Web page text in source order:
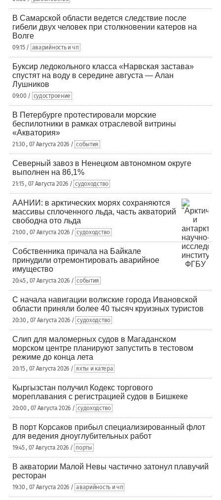
В Самарской области ведется следствие после
гибели двух человек при столкновении катеров на
Волге
09:15 / аварийность и чп
Буксир ледокольного класса «Нарвская застава»
спустят на воду в середине августа — Алан
Лушников
09:00 / судостроение
В Петербурге протестировали морские
беспилотники в рамках отраслевой витрины
«Акватория»
21:30 , 07 Августа 2026 / события
Северный завоз в Ненецком автономном округе
выполнен на 86,1%
21:15 , 07 Августа 2026 / судоходство
ААНИИ: в арктических морях сохраняются
массивы сплоченного льда, часть акваторий
свободна ото льда
21:00 , 07 Августа 2026 / судоходство
Собственника причала на Байкале
принудили отремонтировать аварийное
имущество
20:45 , 07 Августа 2026 / события
С начала навигации волжские города Ивановской
области приняли более 40 тысяч круизных туристов
20:30 , 07 Августа 2026 / судоходство
Слип для маломерных судов в Магаданском
морском центре планируют запустить в тестовом
режиме до конца лета
20:15 , 07 Августа 2026 / яхты и катера
Кыргызстан получил Кодекс торгового
мореплавания с регистрацией судов в Бишкеке
20:00 , 07 Августа 2026 / судоходство
В порт Корсаков прибыл специализированный флот
для ведения дноуглубительных работ
19:45 , 07 Августа 2026 / порты
В акватории Малой Невы частично затонул плавучий
ресторан
19:30 , 07 Августа 2026 / аварийность и чп